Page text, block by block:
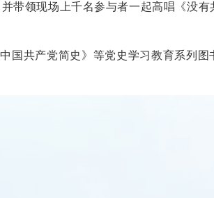
领现场上千名参与者一起高唱《没有
共产党简史》等党史学习教育系列图